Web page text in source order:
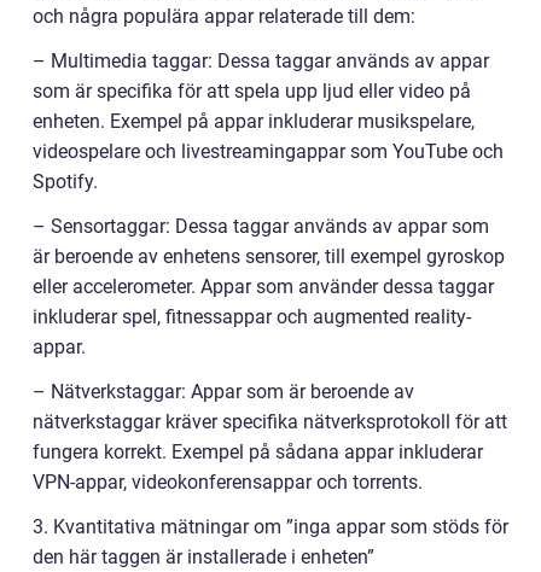
och några populära appar relaterade till dem:
– Multimedia taggar: Dessa taggar används av appar
som är specifika för att spela upp ljud eller video på
enheten. Exempel på appar inkluderar musikspelare,
videospelare och livestreamingappar som YouTube och
Spotify.
– Sensortaggar: Dessa taggar används av appar som
är beroende av enhetens sensorer, till exempel gyroskop
eller accelerometer. Appar som använder dessa taggar
inkluderar spel, fitnessappar och augmented reality-
appar.
– Nätverkstaggar: Appar som är beroende av
nätverkstaggar kräver specifika nätverksprotokoll för att
fungera korrekt. Exempel på sådana appar inkluderar
VPN-appar, videokonferensappar och torrents.
3. Kvantitativa mätningar om ”inga appar som stöds för
den här taggen är installerade i enheten”